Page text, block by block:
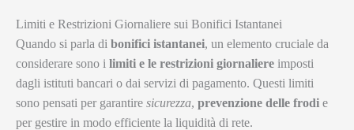
Limiti e Restrizioni Giornaliere sui Bonifici Istantanei
Quando si parla di bonifici istantanei, un elemento cruciale da
considerare sono i limiti e le restrizioni giornaliere imposti
dagli istituti bancari o dai servizi di pagamento. Questi limiti
sono pensati per garantire sicurezza, prevenzione delle frodi e
per gestire in modo efficiente la liquidità di rete.